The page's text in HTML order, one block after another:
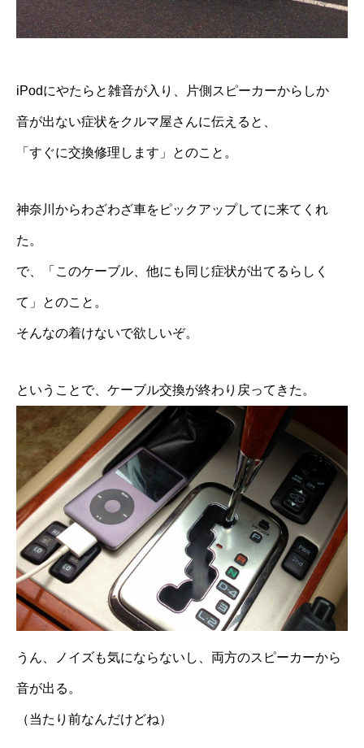
iPodにやたらと雑音が入り、片側スピーカーからしか
音が出ない症状をクルマ屋さんに伝えると、
「すぐに交換修理します」とのこと。
神奈川からわざわざ車をピックアップしてに来てくれ
た。
で、「このケーブル、他にも同じ症状が出てるらしく
て」とのこと。
そんなの着けないで欲しいぞ。
ということで、ケーブル交換が終わり戻ってきた。
うん、ノイズも気にならないし、両方のスピーカーから
音が出る。
（当たり前なんだけどね）